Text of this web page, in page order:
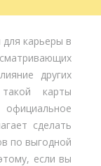
карьеры в
других
карты
сделать
по выгодной
если вы